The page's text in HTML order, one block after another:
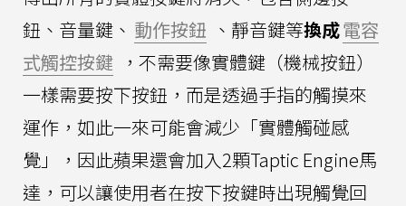
鈕、音量鍵、 動作按鈕 、靜音鍵等換成電容
式觸控按鍵 ，不需要像實體鍵（機械按鈕）
一樣需要按下按鈕，而是透過手指的觸摸來
運作，如此一來可能會減少「實體觸碰感
覺」，因此蘋果還會加入2顆Taptic Engine馬
達，可以讓使用者在按下按鍵時出現觸覺回